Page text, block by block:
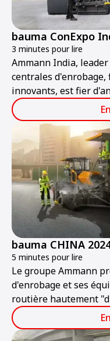
bauma ConExpo
3 minutes pour lire
Ammann India,
centrales
innovants, est fier
Bauma ConExpo India
bauma CHINA
5 minutes pour lire
Le groupe Ammann
d'enrobage et ses
routière hautement
portes ouvertes le 25